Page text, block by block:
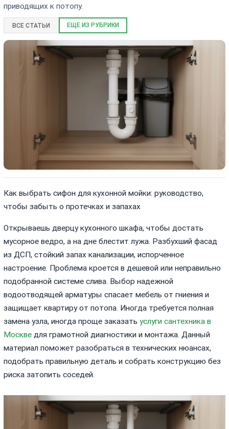
приводящих к потопу.
ВСЕ СТАТЬИ ЕЩЕ ИЗ РУБРИКИ
Как выбрать сифон для кухонной мойки: руководство,
чтобы забыть о протечках и запахах
Открываешь дверцу кухонного шкафа, чтобы достать
мусорное ведро, а на дне блестит лужа. Разбухший фасад
из ДСП, стойкий запах канализации, испорченное
настроение. Проблема кроется в дешевой или неправильно
подобранной системе слива. Выбор надежной
водоотводящей арматуры спасает мебель от гниения и
защищает квартиру от потопа. Иногда требуется полная
замена узла, иногда проще заказатьуслуги сантехника в
Москве для грамотной диагностики и монтажа. Данный
материал поможет разобраться в технических нюансах,
подобрать правильную деталь и собрать конструкцию без
риска затопить соседей.